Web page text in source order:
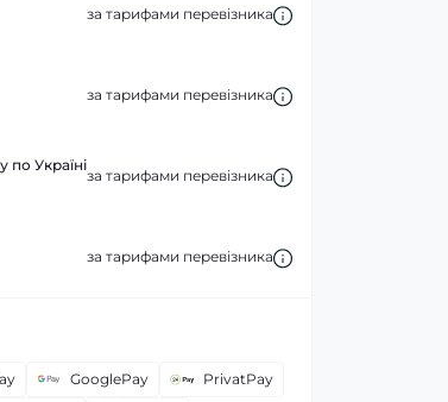
за тарифами перевізника
за тарифами перевізника
Україні
за тарифами перевізника
за тарифами перевізника
GooglePay
PrivatPay